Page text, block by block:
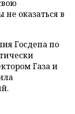
оказаться в
Госдепа по
Газа и